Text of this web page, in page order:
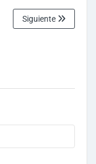
Siguiente